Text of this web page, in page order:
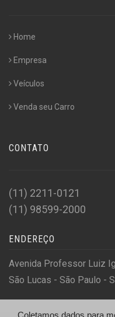
Home
Empresa
Veículos
Venda seu Carro
CONTATO
(11) 2211-0121
(11) 98599-2000
ENDEREÇO
Avenida Professor Luiz
São Lucas - São Paulo -
Coletamos dados para